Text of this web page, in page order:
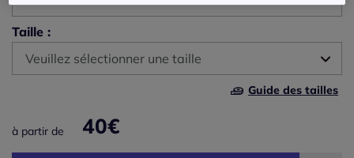
B
Taille :
Veuillez sélectionner une taille
95 - En stock
Guide des tailles
à partir de 40€